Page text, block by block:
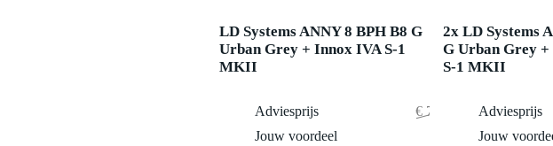
LD Systems ANNY 8 BPH B8 G
Urban Grey + Innox IVA S-1
MKII
Adviesprijs
€ 708,95
Jouw voordeel
2x LD Systems
G Urban Grey
S-1 MKII
Adviesprijs
Jouw